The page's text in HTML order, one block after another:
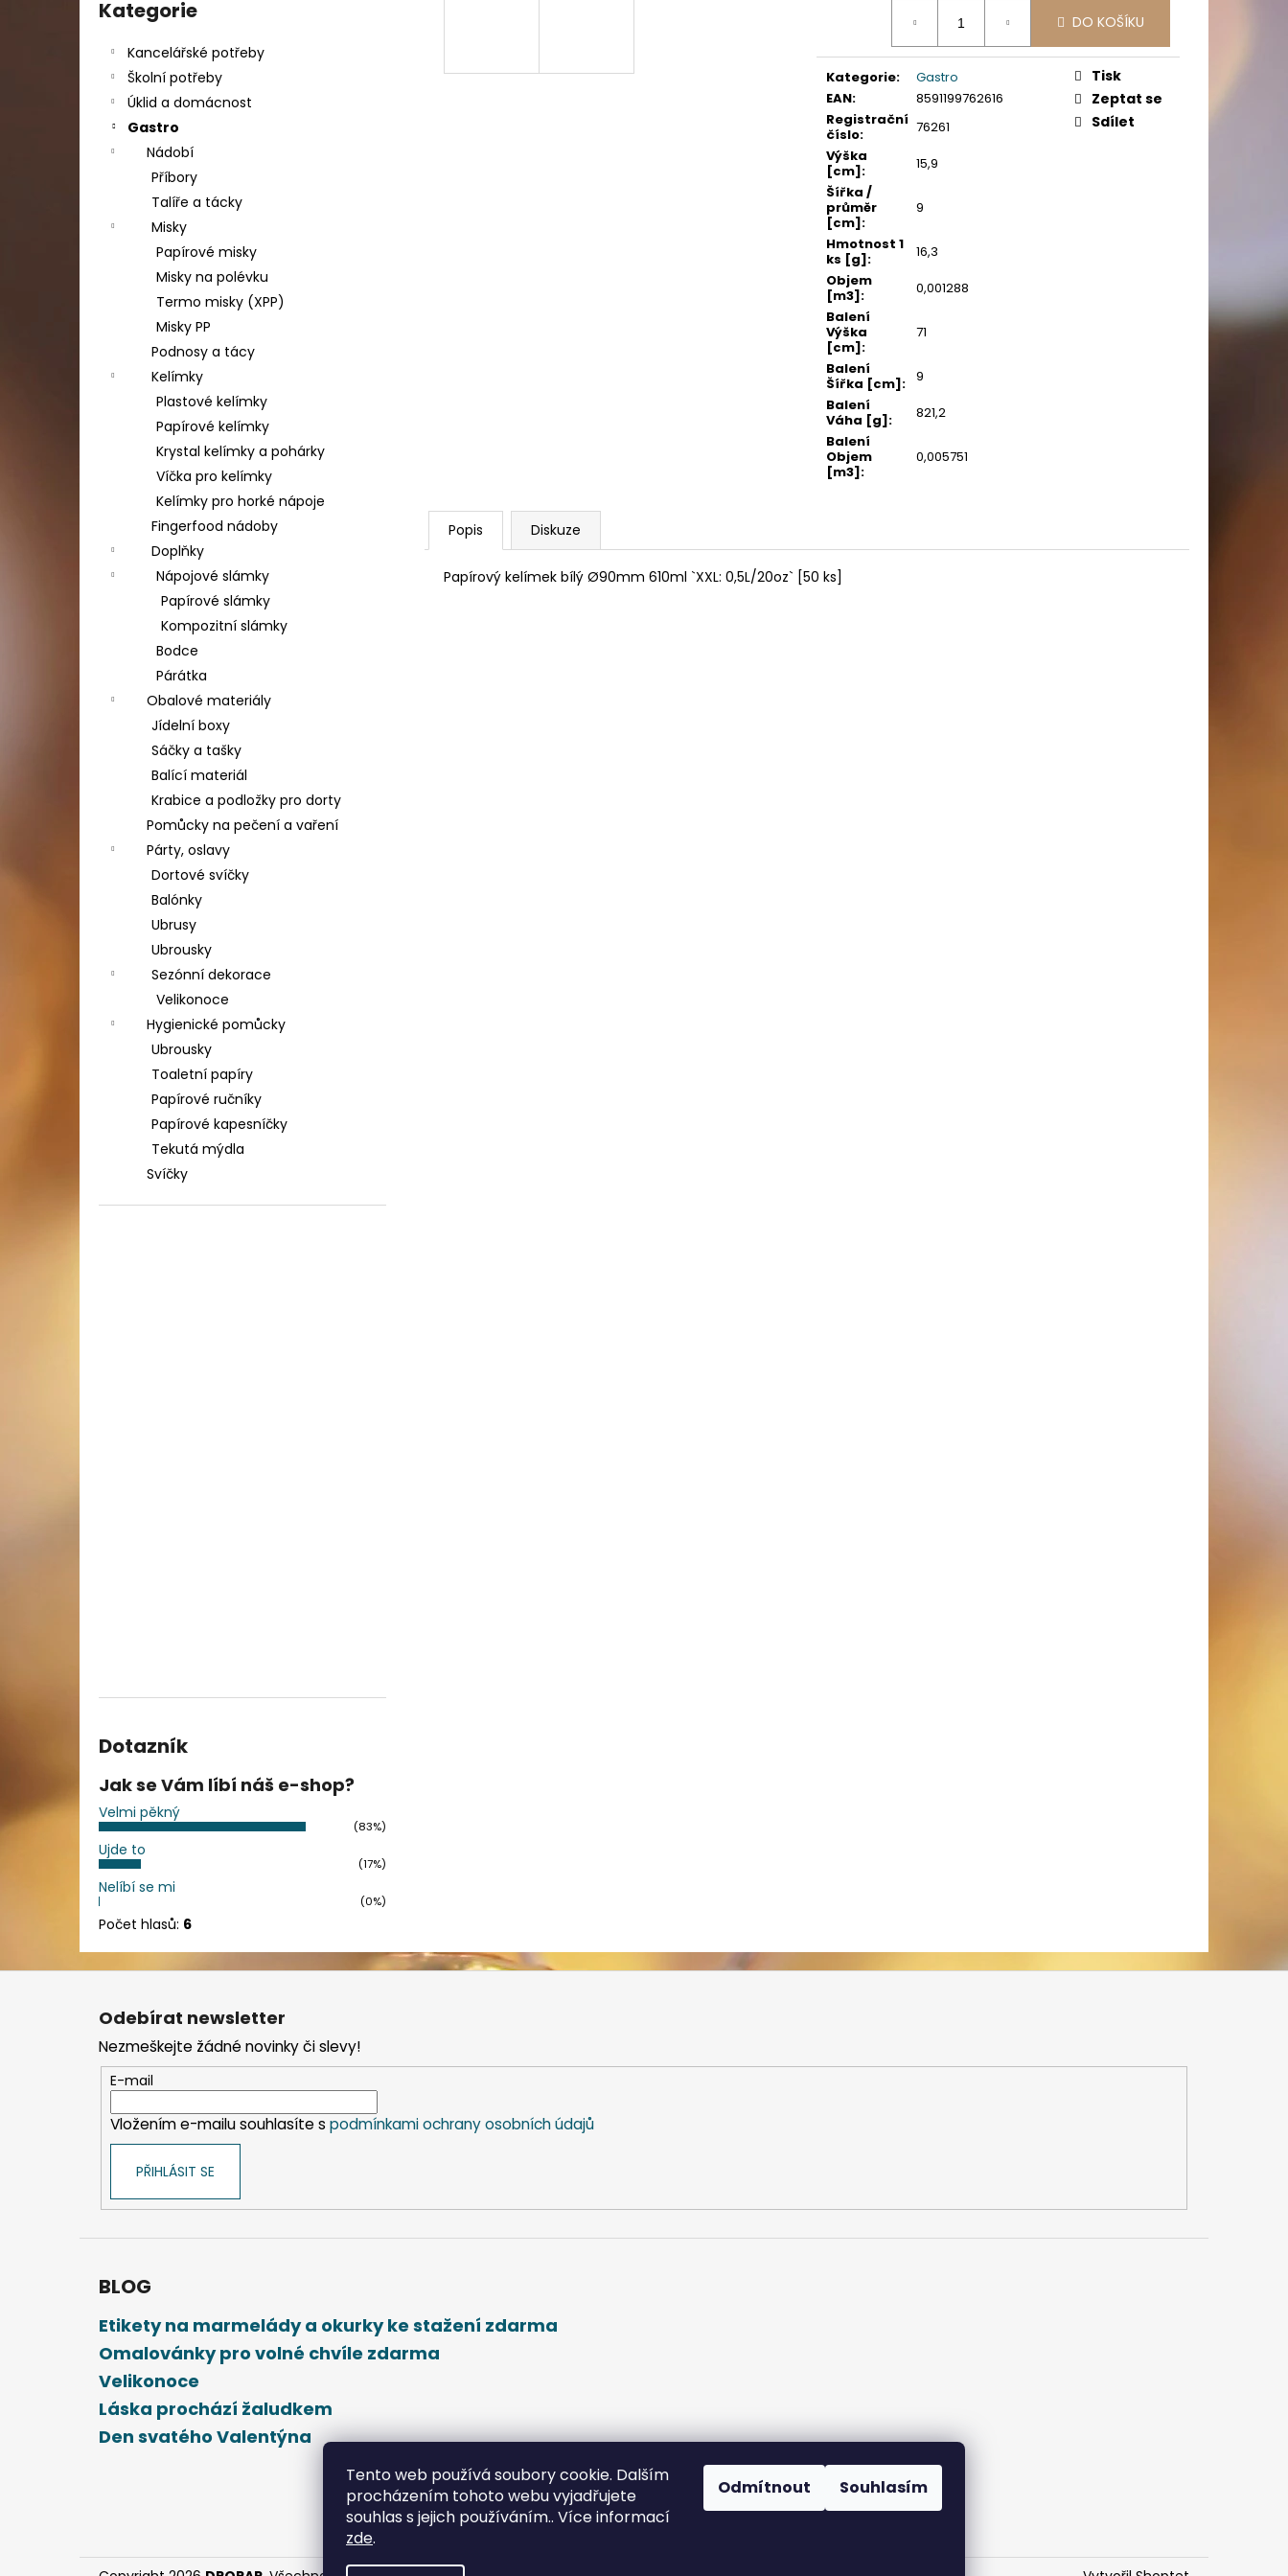
Tento web používá soubory cookie. Dalším
procházením tohoto webu vyjadřujete
souhlas s jejich používáním.. Více informací
zde.
Odmítnout Souhlasím
kategorie
Kategorie
Kancelářské potřeby
Školní potřeby
Úklid a domácnost
Gastro
Nádobí
Příbory
Talíře a tácky
Misky
Papírové misky
Misky na polévku
Termo misky (XPP)
Misky PP
Podnosy a tácy
Kelímky
Plastové kelímky
Papírové kelímky
Krystal kelímky a pohárky
Víčka pro kelímky
Kelímky pro horké nápoje
Fingerfood nádoby
Doplňky
Nápojové slámky
Papírové slámky
Kompozitní slámky
Bodce
Párátka
Obalové materiály
Jídelní boxy
Sáčky a tašky
Balící materiál
Krabice a podložky pro dorty
Pomůcky na pečení a vaření
Párty, oslavy
Dortové svíčky
Balónky
Ubrusy
Ubrousky
Sezónní dekorace
Velikonoce
Hygienické pomůcky
Ubrousky
Toaletní papíry
Papírové ručníky
Papírové kapesníčky
Tekutá mýdla
Svíčky
Dotazník
Jak se Vám líbí náš e-shop?
Velmi pěkný
(83%)
Ujde to
(17%)
Nelíbí se mi
(0%)
Počet hlasů: 6
DO KOŠÍKU
Kategorie:
Gastro
EAN:
8591199762616
Registrační
číslo:
76261
Výška
[cm]:
15,9
Šířka /
průměr
[cm]:
9
Hmotnost 1
ks [g]:
16,3
Objem
[m3]:
0,001288
Balení
Výška
[cm]:
71
Balení
Šířka [cm]: 9
Balení
Váha [g]:
821,2
Balení
Objem
[m3]:
0,005751
Tisk
Zeptat se
Sdílet
Popis Diskuze
Papírový kelímek bílý Ø90mm 610ml `XXL: 0,5L/20oz` [50 ks]
DAHLE LAMINÁTOR 70103, A3, 2 VÁLCE
Původně: 2 667 Kč
ETIKETY SAMOLEPICÍ 70X37 MM POTISK
Z
Odebírat newsletter
Nezmeškejte žádné novinky či slevy!
E-mail
Vložením e-mailu souhlasíte s podmínkami ochrany osobních údajů
PŘIHLÁSIT SE
BLOG
Etikety na marmelády a okurky ke stažení zdarma
Omalovánky pro volné chvíle zdarma
Velikonoce
Láska prochází žaludkem
Den svatého Valentýna